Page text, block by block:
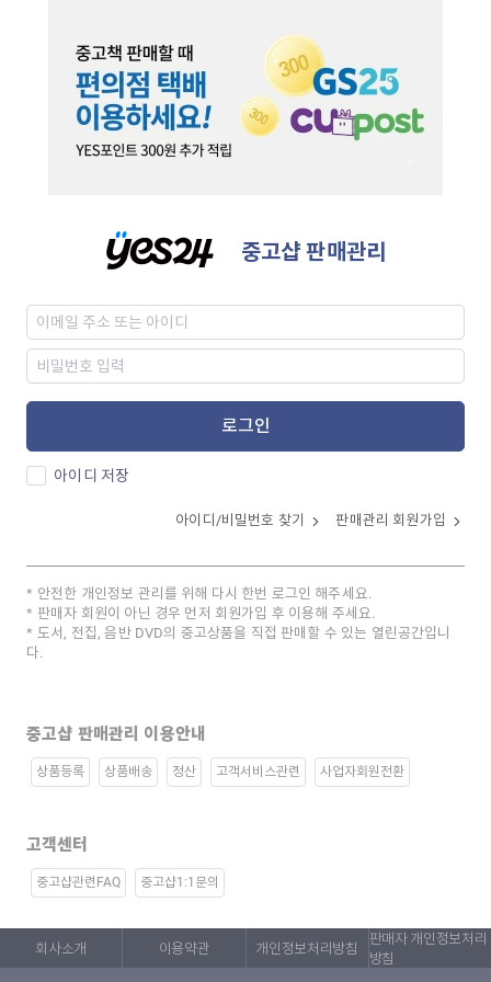
중고샵 판매관리
로그인
아이디 저장
아이디/비밀번호 찾기 판매관리 회원가입
안전한 개인정보 관리를 위해 다시 한번 로그인 해주세요.
판매자 회원이 아닌 경우 먼저 회원가입 후 이용해 주세요.
도서, 전집, 음반 DVD의 중고상품을 직접 판매할 수 있는 열린공간입니
다.
중고샵 판매관리 이용안내
상품등록 상품배송 정산 고객서비스관련 사업자회원전환
고객센터
중고샵관련FAQ 중고샵1:1문의
회사소개 이용약관 개인정보처리방침
판매자 개인정보처리
방침